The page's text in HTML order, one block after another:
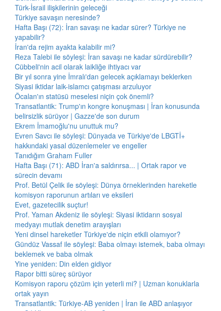
Türk-İsrail ilişkilerinin geleceği
Türkiye savaşın neresinde?
Hafta Başı (72): İran savaşı ne kadar sürer? Türkiye ne
yapabilir?
İran'da rejim ayakta kalabilir mi?
Reza Talebi ile söyleşi: İran savaşı ne kadar sürdürebilir?
Cübbeli'nin acil olarak laikliğe ihtiyacı var
Bir yıl sonra yine İmralı'dan gelecek açıklamayı beklerken
Siyasi iktidar laik-islamcı çatışması arzuluyor
Öcalan'ın statüsü meselesi niçin çok önemli?
Transatlantik: Trump'ın kongre konuşması | İran konusunda
belirsizlik sürüyor | Gazze'de son durum
Ekrem İmamoğlu'nu unuttuk mu?
Evren Savcı ile söyleşi: Dünyada ve Türkiye'de LBGTİ+
hakkındaki yasal düzenlemeler ve engeller
Tanıdığım Graham Fuller
Hafta Başı (71): ABD İran'a saldırırsa... | Ortak rapor ve
sürecin devamı
Prof. Betül Çelik ile söyleşi: Dünya örneklerinden hareketle
komisyon raporunun artıları ve eksileri
Evet, gazetecilik suçtur!
Prof. Yaman Akdeniz ile söyleşi: Siyasi iktidarın sosyal
medyayı mutlak denetim arayışları
Yeni dinsel hareketler Türkiye'de niçin etkili olamıyor?
Gündüz Vassaf ile söyleşi: Baba olmayı istemek, baba olmayı
beklemek ve baba olmak
Yine yeniden: Din elden gidiyor
Rapor bitti süreç sürüyor
Komisyon raporu çözüm için yeterli mi? | Uzman konuklarla
ortak yayın
Transatlantik: Türkiye-AB yeniden | İran ile ABD anlaşıyor